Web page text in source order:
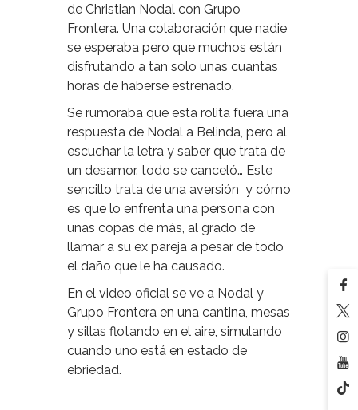
de Christian Nodal con Grupo
Frontera. Una colaboración que nadie
se esperaba pero que muchos están
disfrutando a tan solo unas cuantas
horas de haberse estrenado.
Se rumoraba que esta rolita fuera una
respuesta de Nodal a Belinda, pero al
escuchar la letra y saber que trata de
un desamor. todo se canceló… Este
sencillo trata de una aversión y cómo
es que lo enfrenta una persona con
unas copas de más, al grado de
llamar a su ex pareja a pesar de todo
el daño que le ha causado.
En el video oficial se ve a Nodal y
Grupo Frontera en una cantina, mesas
y sillas flotando en el aire, simulando
cuando uno está en estado de
ebriedad.